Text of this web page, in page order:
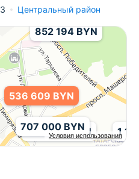
3 Центральный район
Условия использования
1
852 194 BYN
456 000 BYN
707 000 BYN
536 609 BYN